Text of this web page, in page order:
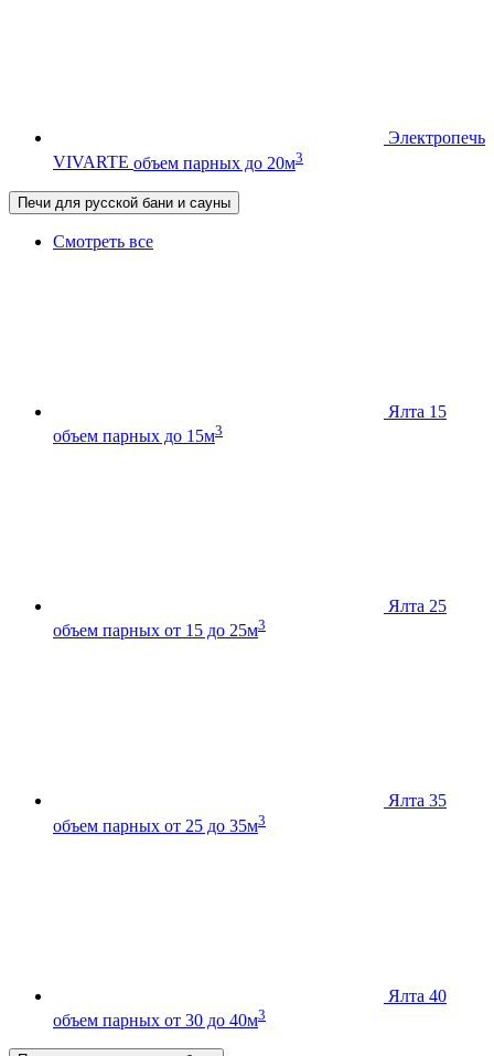
Электропечь
VIVARTE объем парных до 20м3
Печи для русской бани и сауны
Смотреть все
Ялта 15
объем парных до 15м3
Ялта 25
объем парных от 15 до 25м3
Ялта 35
объем парных от 25 до 35м3
Ялта 40
объем парных от 30 до 40м3